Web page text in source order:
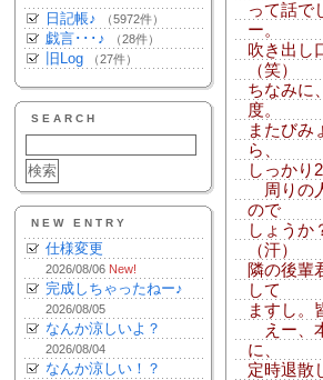
日記帳♪ （5972件）
戯言･･･♪ （28件）
旧Log （27件）
SEARCH
NEW ENTRY
仕様変更
2026/08/06 New!
完成しちゃったねー♪
2026/08/05
なんか涼しいよ？
2026/08/04
なんか涼しい！？
って話で
ー。
吹き出し
（笑）
ちなみに
度。
またびみ
ら、
しっかり
周りの
ので
しょうか
（汗）
隣の後輩
して
ますし。
えー、
に、
定時退散